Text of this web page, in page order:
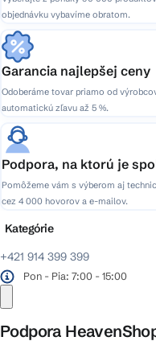
s
u
objednávku vybavíme obratom.
Garancia najlepšej ceny
Odoberáme tovar priamo od
automatickú zľavu až 5 %.
Podpora, na ktorú je
Pomôžeme vám s výberom aj
cez 4 000 hovorov a e-mailov.
+421 914 399 399
Pon - Pia: 7:00 - 15:00
Podpora
Kategórie